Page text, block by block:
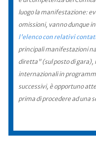
luogo la manifestazione:
omissioni, vanno dunque
l'elenco con relativi
principali manifestazioni
diretta" (sul posto di gara),
internazionali in
successivi, è opportuno
prima di procedere ad una